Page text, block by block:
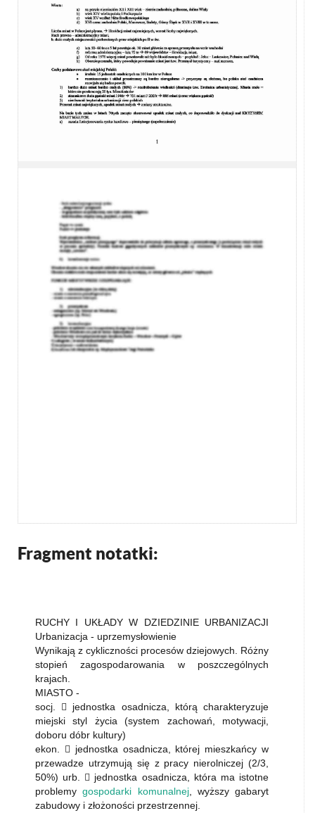
Fragment notatki:
RUCHY I UKŁADY W DZIEDZINIE URBANIZACJI
Urbanizacja - uprzemysłowienie
Wynikają z cykliczności procesów dziejowych. Różny
stopień zagospodarowania w poszczególnych
krajach.
MIASTO -
socj.  jednostka osadnicza, którą charakteryzuje
miejski styl życia (system zachowań, motywacji,
doboru dóbr kultury)
ekon.  jednostka osadnicza, której mieszkańcy w
przewadze utrzymują się z pracy nierolniczej (2/3,
50%) urb.  jednostka osadnicza, która ma istotne
problemygospodarki komunalnej, wyższy gabaryt
zabudowy i złożoności przestrzennej.